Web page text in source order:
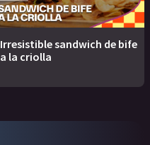
Irresistible sandwich de bife
a la criolla